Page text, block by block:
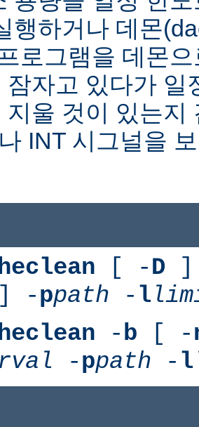
행하거나 데몬
로그램을 데몬
잠자고 있다가 일
지울 것이 있는지
INT 시그널을
[ -D ]
-ppath - l
-b [ -
-ppath - l